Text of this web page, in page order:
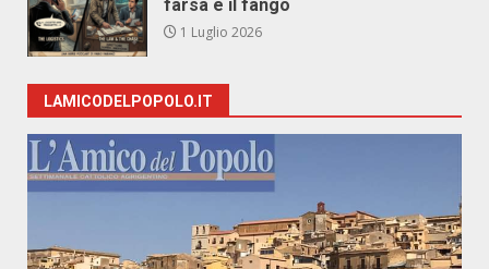
farsa e il fango
1 Luglio 2026
LAMICODELPOPOLO.IT